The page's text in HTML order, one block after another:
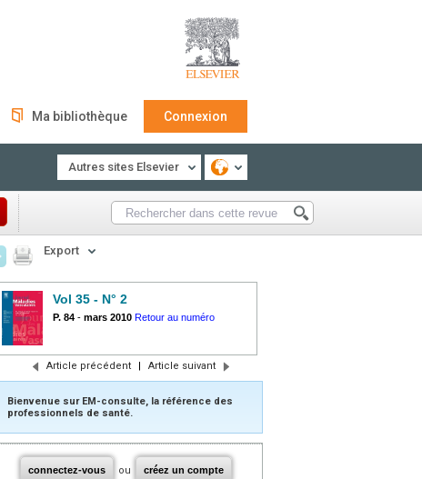
Ma bibliothèque Connexion
Autres sites Elsevier
Export
Vol 35 - N° 2
P. 84 - mars 2010 Retour au numéro
Article précédent | Article suivant
Bienvenue sur EM-consulte, la référence des
professionnels de santé.
connectez-vous ou créez un compte